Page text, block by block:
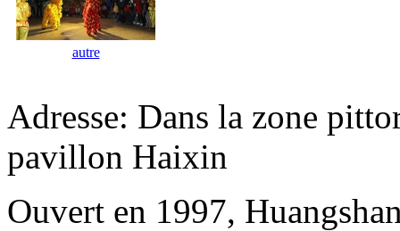
autre
Adresse: Dans la zone
pavillon Haixin
Ouvert en 1997,